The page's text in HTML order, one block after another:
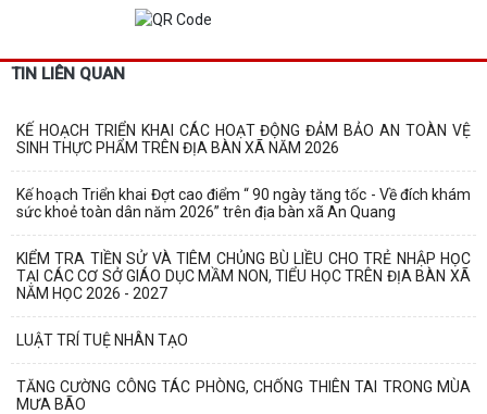
TIN LIÊN QUAN
KẾ HOẠCH TRIỂN KHAI CÁC HOẠT ĐỘNG ĐẢM BẢO AN TOÀN VỆ
SINH THỰC PHẨM TRÊN ĐỊA BÀN XÃ NĂM 2026
Kế hoạch Triển khai Đợt cao điểm “ 90 ngày tăng tốc - Về đích khám
sức khoẻ toàn dân năm 2026” trên địa bàn xã An Quang
KIỂM TRA TIỀN SỬ VÀ TIÊM CHỦNG BÙ LIỀU CHO TRẺ NHẬP HỌC
TẠI CÁC CƠ SỞ GIÁO DỤC MẦM NON, TIỂU HỌC TRÊN ĐỊA BÀN XÃ
NĂM HỌC 2026 - 2027
LUẬT TRÍ TUỆ NHÂN TẠO
TĂNG CƯỜNG CÔNG TÁC PHÒNG, CHỐNG THIÊN TAI TRONG MÙA
MƯA BÃO